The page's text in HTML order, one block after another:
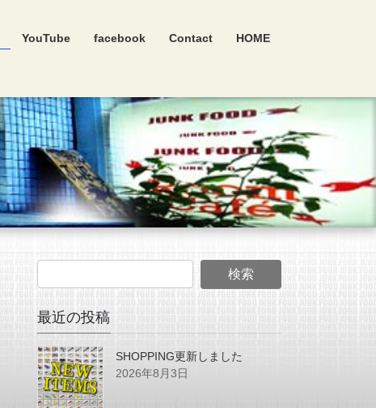
YouTube facebook Contact HOME
最近の投稿
SHOPPING更新しました
2026年8月3日